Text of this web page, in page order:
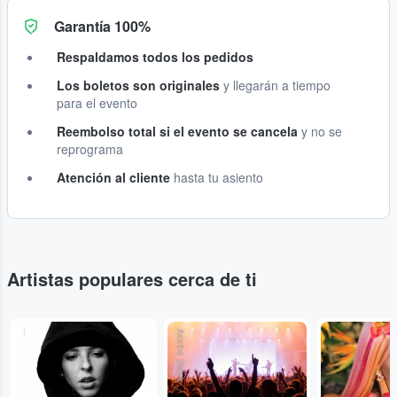
Garantía 100%
Respaldamos todos los pedidos
Los boletos son originales y llegarán a tiempo
para el evento
Reembolso total si el evento se cancela y no se
reprograma
Atención al cliente hasta tu asiento
Artistas populares cerca de ti
... Adobe Stock ...